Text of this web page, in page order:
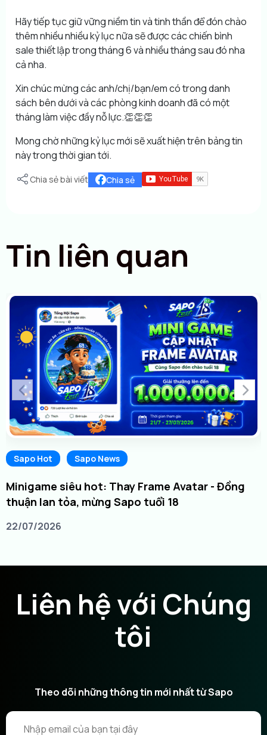
Hãy tiếp tục giữ vững niềm tin và tinh thần để đón chào
thêm nhiều nhiều kỷ lục nữa sẽ được các chiến bình
sale thiết lập trong tháng 6 và nhiều tháng sau đó nha
cả nha.
Xin chúc mừng các anh/chị/bạn/em có trong danh
sách bên dưới và các phòng kinh doanh đã có một
tháng làm việc đầy nỗ lực.👏👏👏
Mong chờ những kỷ lục mới sẽ xuất hiện trên bảng tin
này trong thời gian tới.
Chia sẻ bài viết Chia sẻ
Tin liên quan
Sapo Hot Sapo News
Minigame siêu hot: Thay Frame Avatar - Đồng
thuận lan tỏa, mừng Sapo tuổi 18
22/07/2026
Liên hệ với Chúng
tôi
Theo dõi những thông tin mới nhất từ Sapo